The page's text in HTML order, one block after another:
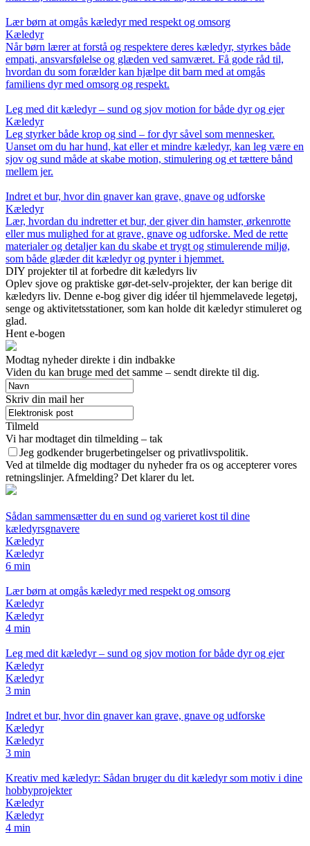
Lær børn at omgås kæledyr med respekt og omsorg
Kæledyr
Når børn lærer at forstå og respektere deres kæledyr, styrkes både
empati, ansvarsfølelse og glæden ved samværet. Få gode råd til,
hvordan du som forælder kan hjælpe dit barn med at omgås
familiens dyr med omsorg og respekt.
Leg med dit kæledyr – sund og sjov motion for både dyr og ejer
Kæledyr
Leg styrker både krop og sind – for dyr såvel som mennesker.
Uanset om du har hund, kat eller et mindre kæledyr, kan leg være en
sjov og sund måde at skabe motion, stimulering og et tættere bånd
mellem jer.
Indret et bur, hvor din gnaver kan grave, gnave og udforske
Kæledyr
Lær, hvordan du indretter et bur, der giver din hamster, ørkenrotte
eller mus mulighed for at grave, gnave og udforske. Med de rette
materialer og detaljer kan du skabe et trygt og stimulerende miljø,
som både glæder dit kæledyr og pynter i hjemmet.
DIY projekter til at forbedre dit kæledyrs liv
Oplev sjove og praktiske gør-det-selv-projekter, der kan berige dit
kæledyrs liv. Denne e-bog giver dig idéer til hjemmelavede legetøj,
senge og aktivitetsstationer, som kan holde dit kæledyr stimuleret og
glad.
Hent e-bogen
Modtag nyheder direkte i din indbakke
Viden du kan bruge med det samme – sendt direkte til dig.
Skriv din mail her
Tilmeld
Vi har modtaget din tilmelding – tak
Jeg godkender brugerbetingelser og privatlivspolitik.
Ved at tilmelde dig modtager du nyheder fra os og accepterer vores
retningslinjer. Afmelding? Det klarer du let.
Sådan sammensætter du en sund og varieret kost til dine
kæledyrsgnavere
Kæledyr
Kæledyr
6 min
Lær børn at omgås kæledyr med respekt og omsorg
Kæledyr
Kæledyr
4 min
Leg med dit kæledyr – sund og sjov motion for både dyr og ejer
Kæledyr
Kæledyr
3 min
Indret et bur, hvor din gnaver kan grave, gnave og udforske
Kæledyr
Kæledyr
3 min
Kreativ med kæledyr: Sådan bruger du dit kæledyr som motiv i dine
hobbyprojekter
Kæledyr
Kæledyr
4 min